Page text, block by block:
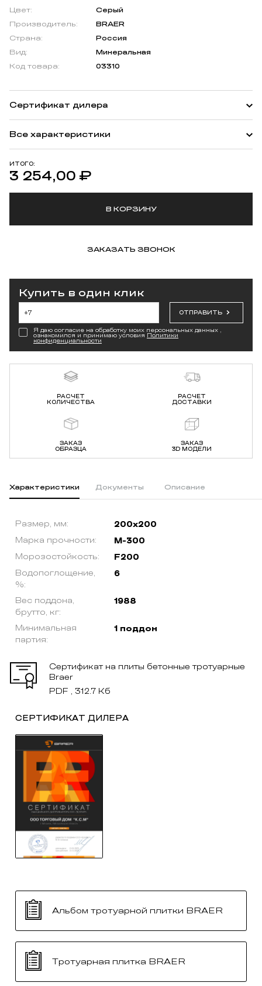
ИТОГО:
3 254,00 ₽
В КОРЗИНУ
ЗАКАЗАТЬ ЗВОНОК
Цвет:
Серый
Производитель:
BRAER
Страна:
Россия
Вид:
Минеральная
Код товара:
03310
Все характеристики
Сертификат дилера
Купить в один клик
ОТПРАВИТЬ
Я даю согласие на обработку моих персональных данных ,
ознакомился и принимаю условия Политики
конфиденциальности
РАСЧЕТ
КОЛИЧЕСТВА
РАСЧЕТ
ДОСТАВКИ
ЗАКАЗ
ОБРАЗЦА
ЗАКАЗ
3D МОДЕЛИ
Характеристики Документы Описание
Размер, мм: 200x200
Марка прочности: М-300
Морозостойкость: F200
Водопоглощение,
%:
6
Вес поддона,
брутто, кг:
1988
Минимальная
партия:
1 поддон
Сертификат на плиты бетонные тротуарные
Braer
PDF , 312.7 Кб
СЕРТИФИКАТ ДИЛЕРА
Альбом тротуарной плитки BRAER
Тротуарная плитка BRAER